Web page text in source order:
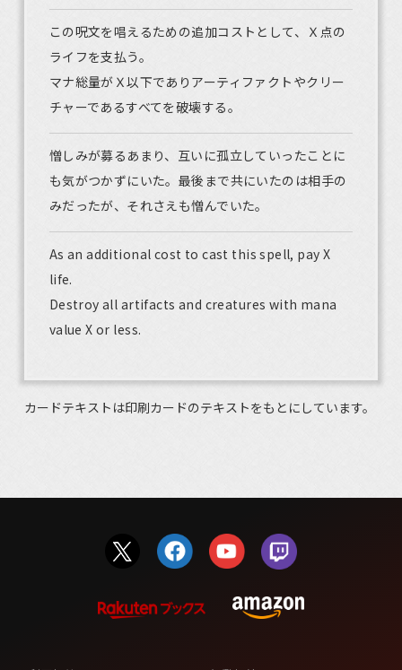
この呪文を唱えるための追加コストとして、Ｘ点の
ライフを支払う。
マナ総量がＸ以下でありアーティファクトやクリー
チャーであるすべてを破壊する。
憎しみが募るあまり、互いに孤立していったことに
も気がつかずにいた。最後まで共にいたのは相手の
みだったが、それさえも憎んでいた。
As an additional cost to cast this spell, pay X
life.
Destroy all artifacts and creatures with mana
value X or less.
カードテキストは印刷カードのテキストをもとにしています。